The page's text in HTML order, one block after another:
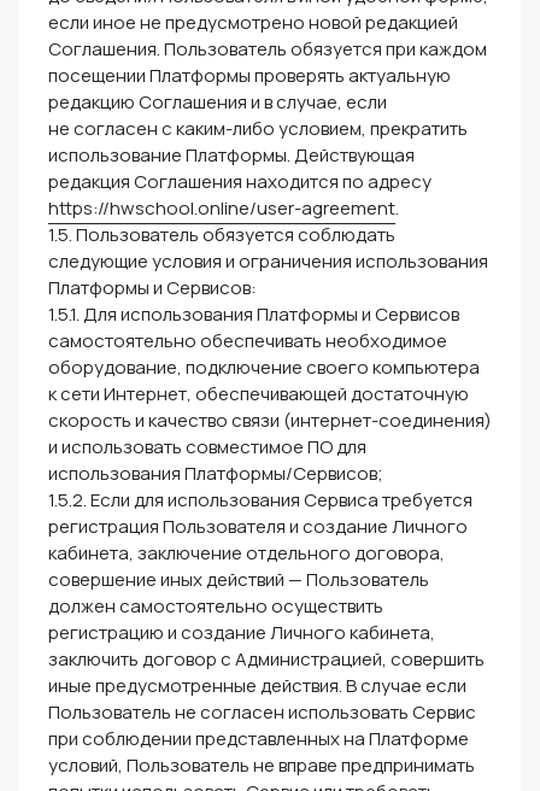
если иное не предусмотрено новой редакцией
Соглашения. Пользователь обязуется при каждом
посещении Платформы проверять актуальную
редакцию Соглашения и в случае, если
не согласен с каким-либо условием, прекратить
использование Платформы. Действующая
редакция Соглашения находится по адресу
https://hwschool.online/user-agreement.
1.5. Пользователь обязуется соблюдать
следующие условия и ограничения использования
Платформы и Сервисов:
1.5.1. Для использования Платформы и Сервисов
самостоятельно обеспечивать необходимое
оборудование, подключение своего компьютера
к сети Интернет, обеспечивающей достаточную
скорость и качество связи (интернет-соединения)
и использовать совместимое ПО для
использования Платформы/Сервисов;
1.5.2. Если для использования Сервиса требуется
регистрация Пользователя и создание Личного
кабинета, заключение отдельного договора,
совершение иных действий — Пользователь
должен самостоятельно осуществить
регистрацию и создание Личного кабинета,
заключить договор с Администрацией, совершить
иные предусмотренные действия. В случае если
Пользователь не согласен использовать Сервис
при соблюдении представленных на Платформе
условий, Пользователь не вправе предпринимать